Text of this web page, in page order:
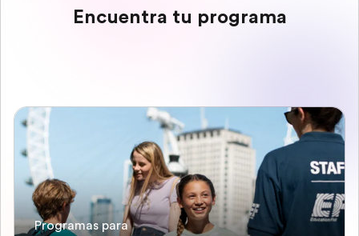
Encuentra tu programa
Programas para